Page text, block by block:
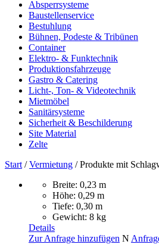
Absperrsysteme
Baustellenservice
Bestuhlung
Bühnen, Podeste & Tribünen
Container
Elektro- & Funktechnik
Produktionsfahrzeuge
Gastro & Catering
Licht-, Ton- & Videotechnik
Mietmöbel
Sanitärsysteme
Sicherheit & Beschilderung
Site Material
Zelte
Start /Vermietung / Produkte mit
Breite: 0,23 m
Höhe: 0,29 m
Tiefe: 0,30 m
Gewicht: 8 kg
Details
Zur Anfrage hinzufügen N